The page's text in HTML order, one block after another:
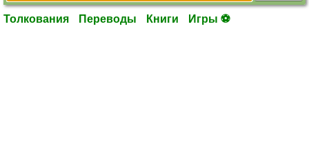
Толкования Переводы Книги Игры ⚽